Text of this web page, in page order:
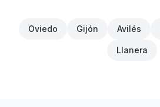
Oviedo Gijón Avilés
Llanera